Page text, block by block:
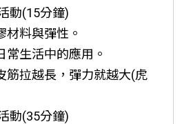
動(15分鐘)
材料與彈性。
常生活中的應用。
筋拉越長，彈力就越大(虎
動(35分鐘)